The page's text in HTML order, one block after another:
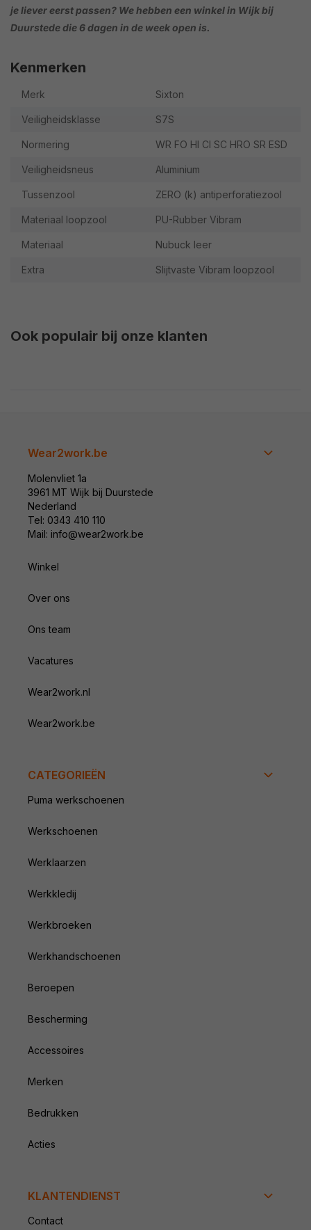
je liever eerst passen? We hebben een winkel in Wijk bij
Duurstede die 6 dagen in de week open is.
Kenmerken
Merk Sixton
Veiligheidsklasse S7S
Normering WR FO HI CI SC HRO SR ESD
Veiligheidsneus Aluminium
Tussenzool ZERO (k) antiperforatiezool
Materiaal loopzool PU-Rubber Vibram
Materiaal Nubuck leer
Extra Slijtvaste Vibram loopzool
Ook populair bij onze klanten
Wear2work.be
Molenvliet 1a
3961 MT Wijk bij Duurstede
Nederland
Tel: 0343 410 110
Mail: info@wear2work.be
Winkel
Over ons
Ons team
Vacatures
Wear2work.nl
Wear2work.be
CATEGORIEËN
Puma werkschoenen
Werkschoenen
Werklaarzen
Werkkledij
Werkbroeken
Werkhandschoenen
Beroepen
Bescherming
Accessoires
Merken
Bedrukken
Acties
KLANTENDIENST
Contact